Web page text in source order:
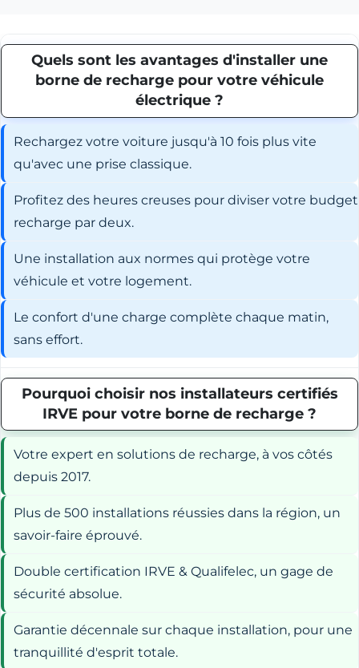
Quels sont les avantages d'installer une
borne de recharge pour votre véhicule
électrique ?
Rechargez votre voiture jusqu'à 10 fois plus vite
qu'avec une prise classique.
Profitez des heures creuses pour diviser votre budget
recharge par deux.
Une installation aux normes qui protège votre
véhicule et votre logement.
Le confort d'une charge complète chaque matin,
sans effort.
Pourquoi choisir nos installateurs certifiés
IRVE pour votre borne de recharge ?
Votre expert en solutions de recharge, à vos côtés
depuis 2017.
Plus de 500 installations réussies dans la région, un
savoir-faire éprouvé.
Double certification IRVE & Qualifelec, un gage de
sécurité absolue.
Garantie décennale sur chaque installation, pour une
tranquillité d'esprit totale.